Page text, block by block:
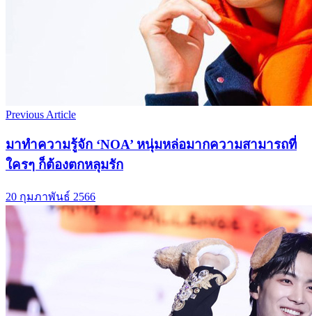
Previous Article
มาทำความรู้จัก ‘NOA’ หนุ่มหล่อมากความสามารถที่
ใครๆ ก็ต้องตกหลุมรัก
20 กุมภาพันธ์ 2566